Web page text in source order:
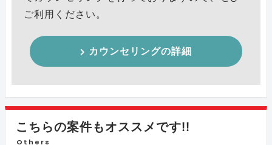
ご利用ください。
カウンセリングの詳細
こちらの案件もオススメです!!
Others